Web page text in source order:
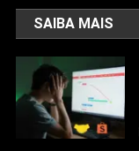
SAIBA MAIS